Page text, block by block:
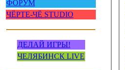
ФОРУМ
ЧЁРТЕ-ЧЁ STUDIO
ДЕЛАЙ ИГРЫ!
ЧЕЛЯБИНСК LIVE